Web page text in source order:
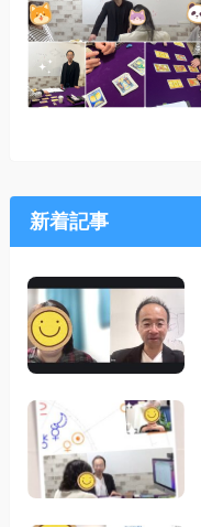
新着記事